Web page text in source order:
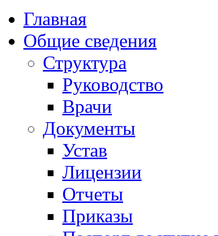
Главная
Общие сведения
Структура
Руководство
Врачи
Документы
Устав
Лицензии
Отчеты
Приказы